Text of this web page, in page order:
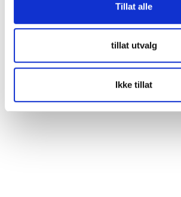
Tillat alle
tillat utvalg
Ikke tillat
integrerad cellbalansering Kan anslutas
Bluetooth-app tillgänglig för övervakning
rekommenderas för system